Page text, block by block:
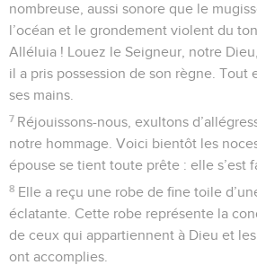
nombreuse, aussi sonore que le
l’océan et le grondement violent du
Alléluia ! Louez le Seigneur, notre
il a pris possession de son règne. Tout
ses mains.
7 Réjouissons-nous, exultons
notre hommage. Voici bientôt les
épouse se tient toute prête : elle s’est
8 Elle a reçu une robe de fine toile
éclatante. Cette robe représente la
de ceux qui appartiennent à Dieu et
ont accomplies.